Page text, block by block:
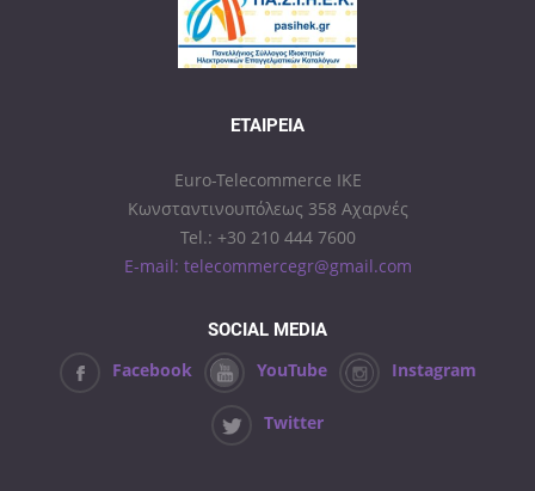
ΕΤΑΙΡΕΊΑ
Euro-Telecommerce IKE
Κωνσταντινουπόλεως 358 Αχαρνές
Tel.: +30 210 444 7600
E-mail: telecommercegr@gmail.com
SOCIAL MEDIA
Facebook YouTube Instagram
Twitter